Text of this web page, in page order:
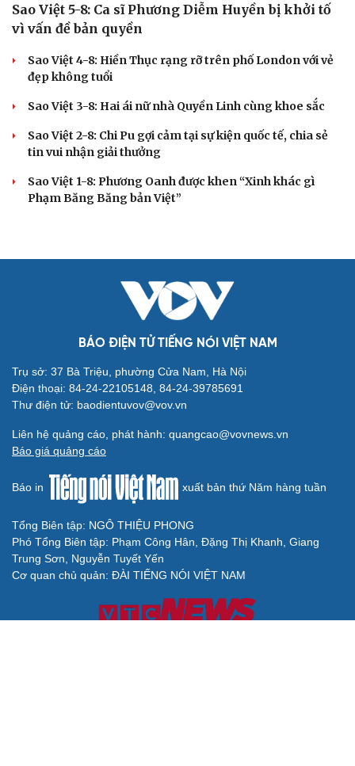
Sao Việt 5-8: Ca sĩ Phương Diễm Huyền bị khởi tố
vì vấn đề bản quyền
Sao Việt 4-8: Hiền Thục rạng rỡ trên phố London với vẻ
đẹp không tuổi
Sao Việt 3-8: Hai ái nữ nhà Quyền Linh cùng khoe sắc
Sao Việt 2-8: Chi Pu gợi cảm tại sự kiện quốc tế, chia sẻ
tin vui nhận giải thưởng
Sao Việt 1-8: Phương Oanh được khen “Xinh khác gì
Phạm Băng Băng bản Việt”
BÁO ĐIỆN TỬ TIẾNG NÓI VIỆT NAM
Trụ sở: 37 Bà Triệu, phường Cửa Nam, Hà Nội
Điện thoại: 84-24-22105148, 84-24-39785691
Thư điện tử: baodientuvov@vov.vn
Liên hệ quảng cáo, phát hành: quangcao@vovnews.vn
Báo giá quảng cáo
Báo in xuất bản thứ Năm hàng tuần
Tổng Biên tập: NGÔ THIỆU PHONG
Phó Tổng Biên tập: Phạm Công Hân, Đặng Thị Khanh, Giang
Trung Sơn, Nguyễn Tuyết Yến
Cơ quan chủ quản: ĐÀI TIẾNG NÓI VIỆT NAM